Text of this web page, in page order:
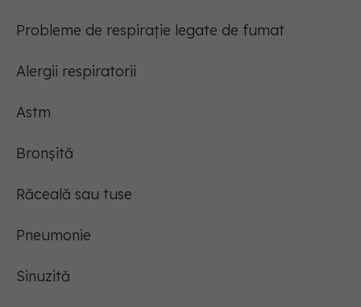
Probleme de respirație legate de fumat
Alergii respiratorii
Astm
Bronșită
Răceală sau tuse
Pneumonie
Sinuzită